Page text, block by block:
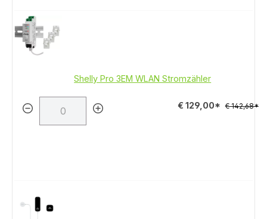
Shelly Pro 3EM WLAN Stromzähler
€ 129,00* € 142,68*